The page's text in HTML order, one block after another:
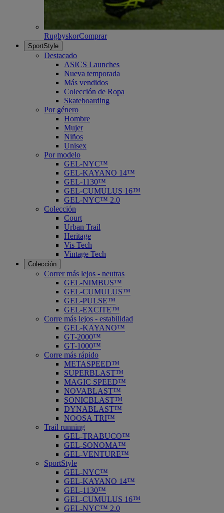
RugbyskorComprar
SportStyle
Destacado
ASICS Launches
Nueva temporada
Más vendidos
Colección de Ropa
Skateboarding
Por género
Hombre
Mujer
Niños
Unisex
Por modelo
GEL-NYC™
GEL-KAYANO 14™
GEL-1130™
GEL-CUMULUS 16™
GEL-NYC™ 2.0
Colección
Court
Urban Trail
Heritage
Vis Tech
Vintage Tech
Colección
Correr más lejos - neutras
GEL-NIMBUS™
GEL-CUMULUS™
GEL-PULSE™
GEL-EXCITE™
Corre más lejos - estabilidad
GEL-KAYANO™
GT-2000™
GT-1000™
Corre más rápido
METASPEED™
SUPERBLAST™
MAGIC SPEED™
NOVABLAST™
SONICBLAST™
DYNABLAST™
NOOSA TRI™
Trail running
GEL-TRABUCO™
GEL-SONOMA™
GEL-VENTURE™
SportStyle
GEL-NYC™
GEL-KAYANO 14™
GEL-1130™
GEL-CUMULUS 16™
GEL-NYC™ 2.0